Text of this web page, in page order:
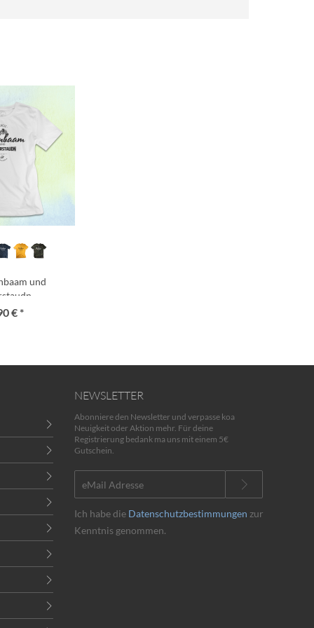
und
€ *
NEWSLETTER
Abonniere den Newsletter und verpasse koa
Neuigkeit oder Aktion mehr. Für deine
Registrierung bedank ma uns mit einem 5€
Gutschein.
Ich habe die Datenschutzbestimmungen zur
Kenntnis genommen.